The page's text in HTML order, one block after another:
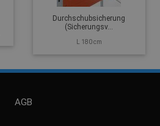
Durchschubsicherung
(Sicherungsv...
L 180 cm
AGB